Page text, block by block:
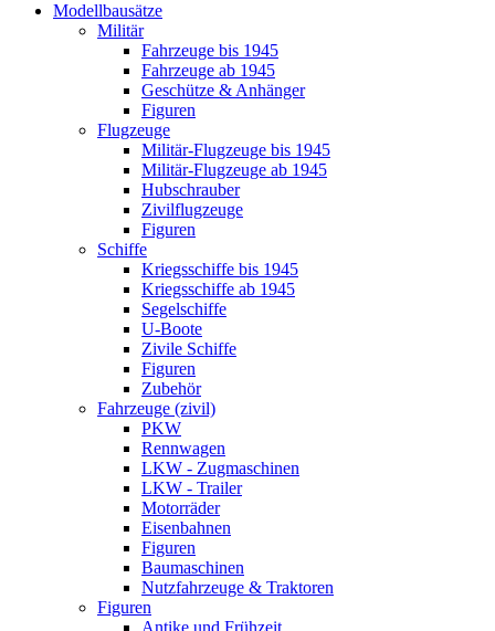
Modellbausätze
Militär
Fahrzeuge bis 1945
Fahrzeuge ab 1945
Geschütze & Anhänger
Figuren
Flugzeuge
Militär-Flugzeuge bis 1945
Militär-Flugzeuge ab 1945
Hubschrauber
Zivilflugzeuge
Figuren
Schiffe
Kriegsschiffe bis 1945
Kriegsschiffe ab 1945
Segelschiffe
U-Boote
Zivile Schiffe
Figuren
Zubehör
Fahrzeuge (zivil)
PKW
Rennwagen
LKW - Zugmaschinen
LKW - Trailer
Motorräder
Eisenbahnen
Figuren
Baumaschinen
Nutzfahrzeuge & Traktoren
Figuren
Antike und Frühzeit